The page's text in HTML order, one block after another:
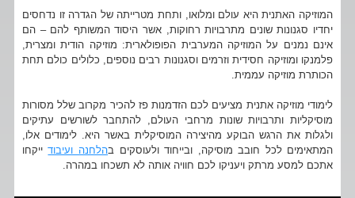
המוזיקה האתנית היא עולם ומלואו, ותחת מטרייתה של הגדרה זו נדחסים
יחדיו סגנונות שונים מתרבויות רחוקות, אשר היסוד המשותף להם – הם
אינם נמנים על המוזיקה המערבית הפופולארית: מוזיקה הודית ומצרית,
פלמנקו ומוזיקה חסידית וזרמים וסגנונות רבים נוספים, כלולים כולם תחת
הכותרת מוזיקה עממית.
לימודי מוזיקה אתנית מציעים לכם הזדמנות פז להכיר מקרוב שלל מסורות
מוסיקליות ותרבויות שונות מרחבי העולם, להתחבר לשורשים עתיקים
ולגלות את הרגש הבוקע מהיצירה המוסיקלית באשר היא. לימודים אלו,
המתאימים לכל חובב מוסיקה, ובייחוד ולעוסקים בהלחנה ועיבודייקחו
אתכם למסע מרתק ויעניקו לכם חוויה אותה לא תשכחו במהרה.